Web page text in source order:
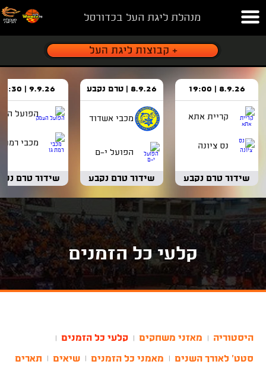
מנהלת ליגת העל בכדורסל
8.9.26 | 19:00
קריית אתא
נס ציונה
שידור טרם נקבע
8.9.26 | טרם נקבע
מכבי אשדוד
הפועל י-ם
שידור טרם נקבע
9.9.26 | 18:30
הפועל
מכבי רמת
שידור טרם
קלעי כל הזמנים
היסטוריה מאזני משחקים קלעי כל הזמנים
סטט' לאורך השנים מאמני כל הזמנים שיאים תארים